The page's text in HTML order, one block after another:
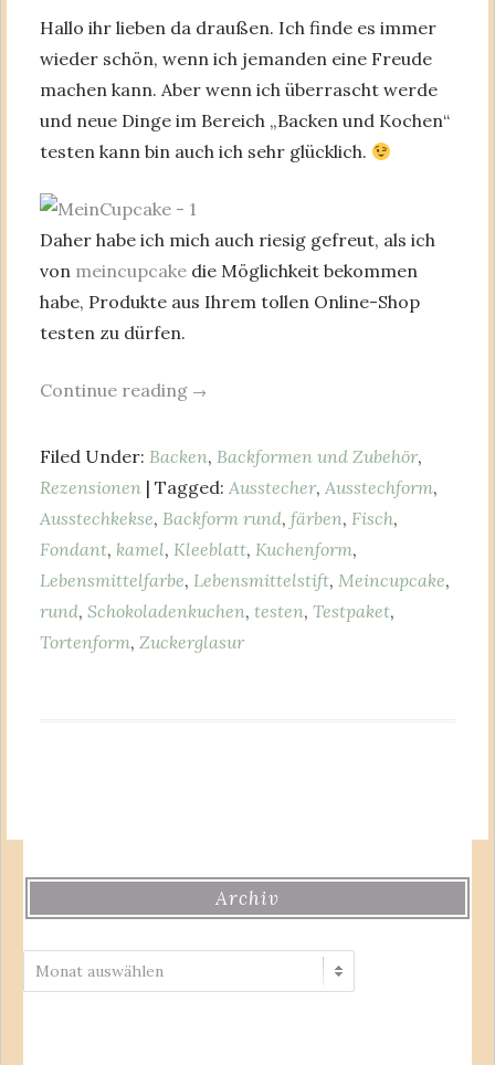
Hallo ihr lieben da draußen. Ich finde es immer
wieder schön, wenn ich jemanden eine Freude
machen kann. Aber wenn ich überrascht werde
und neue Dinge im Bereich „Backen und Kochen“
testen kann bin auch ich sehr glücklich.
Daher habe ich mich auch riesig gefreut, als ich
von meincupcake die Möglichkeit bekommen
habe, Produkte aus Ihrem tollen Online-Shop
testen zu dürfen.
Continue reading →
Filed Under: Backen, Backformen und Zubehör,
Rezensionen | Tagged: Ausstecher, Ausstechform,
Ausstechkekse, Backform rund, färben, Fisch,
Fondant, kamel, Kleeblatt, Kuchenform,
Lebensmittelfarbe, Lebensmittelstift, Meincupcake,
rund, Schokoladenkuchen, testen, Testpaket,
Tortenform, Zuckerglasur
Archiv